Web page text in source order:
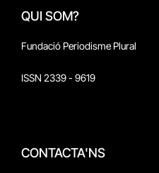
QUI SOM?
Fundació Periodisme Plural
ISSN 2339 - 9619
CONTACTA'NS